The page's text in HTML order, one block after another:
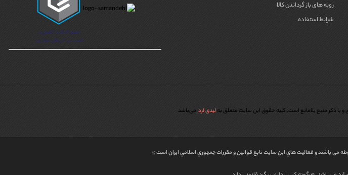
رویه های باز گرداندن کالا
شرایط استفاده
و با ذکر منبع بلامانع است. کليه حقوق اين سايت متعلق بهلیدی لرد می‌باشد
می باشند و فعاليت هاي اين سايت تابع قوانين و مقررات جمهوري اسلامي ايران است »